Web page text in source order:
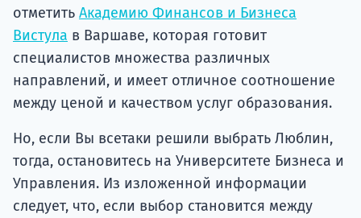
отметить Академию Финансов и Бизнеса
Вистула в Варшаве, которая готовит
специалистов множества различных
направлений, и имеет отличное соотношение
между ценой и качеством услуг образования.
Но, если Вы всетаки решили выбрать Люблин,
тогда, остановитесь на Университете Бизнеса и
Управления. Из изложенной информации
следует, что, если выбор становится между